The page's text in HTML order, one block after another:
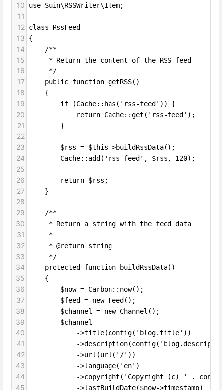
10 use Suin\RSSWriter\Item;
11
12 class RssFeed
13 {
14
    /**
15
     * Return the content of the RSS feed
16
     */
17
    public function getRSS()
18
    {
19
        if (Cache::has('rss-feed')) {
20
            return Cache::get('rss-feed');
21
        }
22
23
        $rss = $this->buildRssData();
24
        Cache::add('rss-feed', $rss, 120);
25
26
        return $rss;
27
    }
28
29
    /**
30
     * Return a string with the feed data
31
     *
32
     * @return string
33
     */
34
    protected function buildRssData()
35
    {
36
        $now = Carbon::now();
37
        $feed = new Feed();
38
        $channel = new Channel();
39
        $channel
40
            ->title(config('blog.title'))
41
-
42
            ->url(url('/'))
43
            ->language('en')
44
->copyright('Copyright (c) ' .
45
            ->lastBuildDate($now->timestamp)